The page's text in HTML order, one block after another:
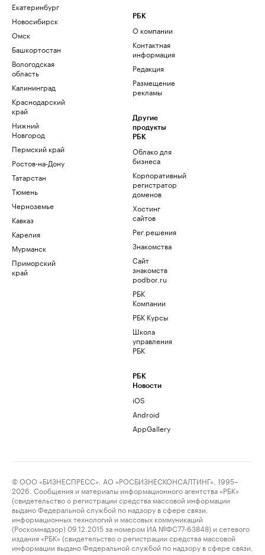
Екатеринбург
Новосибирск
Омск
Башкортостан
Вологодская
область
Калининград
Краснодарский
край
Нижний
Новгород
Пермский край
Ростов-на-Дону
Татарстан
Тюмень
Черноземье
Кавказ
Карелия
Мурманск
Приморский
край
РБК
О компании
Контактная
информация
Редакция
Размещение
рекламы
Другие
продукты
РБК
Облако для
бизнеса
Корпоративный
регистратор
доменов
Хостинг
сайтов
Рег.решения
Знакомства
Сайт
знакомств
podbor.ru
РБК
Компании
РБК Курсы
Школа
управления
РБК
РБК
Новости
iOS
Android
AppGallery
© ООО «БИЗНЕСПРЕСС», АО «РОСБИЗНЕСКОНСАЛТИНГ», 1995–
2026. Сообщения и материалы информационного агентства «РБК»
(свидетельство о регистрации средства массовой информации
выдано Федеральной службой по надзору в сфере связи,
информационных технологий и массовых коммуникаций
(Роскомнадзор) 09.12.2015 за номером ИА №ФС77-63848) и сетевого
издания «РБК» (свидетельство о регистрации средства массовой
информации выдано Федеральной службой по надзору в сфере связи,